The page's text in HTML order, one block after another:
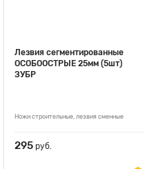
Лезвия сегментированные
ОСОБООСТРЫЕ 25мм (5шт)
ЗУБР
Ножи строительные, лезвия сменные
295 руб.